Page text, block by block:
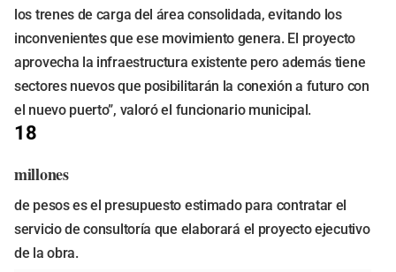
los trenes de carga del área consolidada, evitando los
inconvenientes que ese movimiento genera. El proyecto
aprovecha la infraestructura existente pero además tiene
sectores nuevos que posibilitarán la conexión a futuro con
el nuevo puerto”, valoró el funcionario municipal.
18
millones
de pesos es el presupuesto estimado para contratar el
servicio de consultoría que elaborará el proyecto ejecutivo
de la obra.